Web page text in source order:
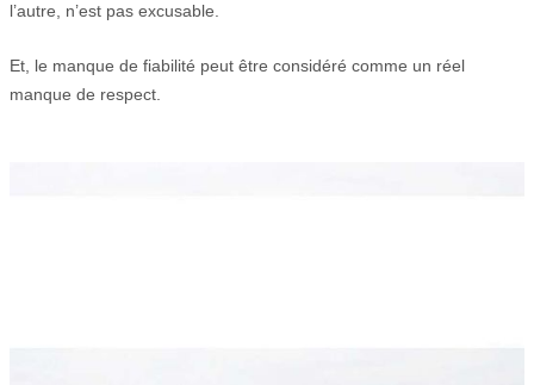
l’autre, n’est pas excusable.
Et, le manque de fiabilité peut être considéré comme un réel
manque de respect.